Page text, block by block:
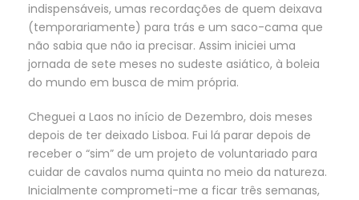
indispensáveis, umas recordações de quem deixava
(temporariamente) para trás e um saco-cama que
não sabia que não ia precisar. Assim iniciei uma
jornada de sete meses no sudeste asiático, à boleia
do mundo em busca de mim própria.
Cheguei a Laos no início de Dezembro, dois meses
depois de ter deixado Lisboa. Fui lá parar depois de
receber o “sim” de um projeto de voluntariado para
cuidar de cavalos numa quinta no meio da natureza.
Inicialmente comprometi-me a ficar três semanas,